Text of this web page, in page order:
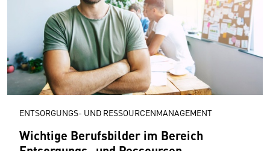
ENTSORGUNGS- UND RESSOURCENMANAGEMENT
Wichtige Berufsbilder im Bereich